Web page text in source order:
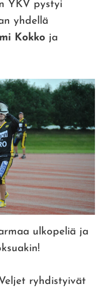
YKV pystyi
yhdellä
Kokko ja
ulkopeliä ja
ryhdistyivät